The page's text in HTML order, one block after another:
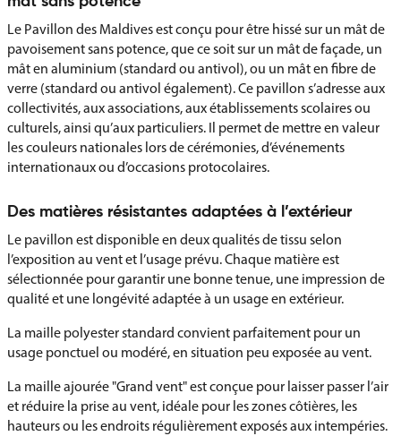
Le Pavillon des Maldives est conçu pour être hissé sur un mât de
pavoisement sans potence, que ce soit sur un mât de façade, un
mât en aluminium (standard ou antivol), ou un mât en fibre de
verre (standard ou antivol également). Ce pavillon s’adresse aux
collectivités, aux associations, aux établissements scolaires ou
culturels, ainsi qu’aux particuliers. Il permet de mettre en valeur
les couleurs nationales lors de cérémonies, d’événements
internationaux ou d’occasions protocolaires.
Des matières résistantes adaptées à l’extérieur
Le pavillon est disponible en deux qualités de tissu selon
l’exposition au vent et l’usage prévu. Chaque matière est
sélectionnée pour garantir une bonne tenue, une impression de
qualité et une longévité adaptée à un usage en extérieur.
La maille polyester standard convient parfaitement pour un
usage ponctuel ou modéré, en situation peu exposée au vent.
La maille ajourée "Grand vent" est conçue pour laisser passer l’air
et réduire la prise au vent, idéale pour les zones côtières, les
hauteurs ou les endroits régulièrement exposés aux intempéries.